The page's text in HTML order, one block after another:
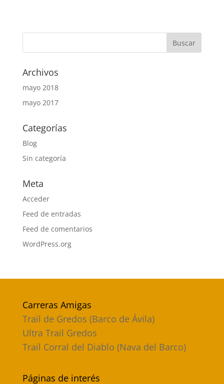
Archivos
mayo 2018
mayo 2017
Categorías
Blog
Sin categoría
Meta
Acceder
Feed de entradas
Feed de comentarios
WordPress.org
Carreras Amigas
Trail de Gredos (Barco de Ávila)
Ultra Trail Gredos
Trail Corral del Diablo (Nava del Barco)
Páginas de interés